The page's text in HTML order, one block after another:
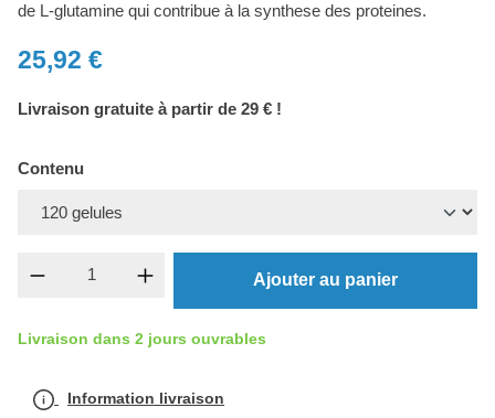
de L-glutamine qui contribue à la synthese des proteines.
25,92 €
Livraison gratuite à partir de 29 € !
Contenu
Quantité de produit : Entrez la quantité
Ajouter au panier
Livraison dans 2 jours ouvrables
Information livraison